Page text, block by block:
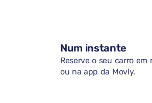
Num instante
Reserve o seu carro
ou na app da Movly.